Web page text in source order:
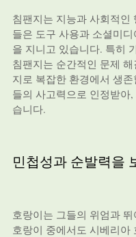
침팬지는 지능과 사회적인
들은 도구 사용과 소셜미
을 지니고 있습니다. 특히
침팬지는 순간적인 문제
지로 복잡한 환경에서 생
들의 사고력으로 인정받아
습니다.
민첩성과 순발력을
호랑이는 그들의 위엄과
호랑이 중에서도 시베리아